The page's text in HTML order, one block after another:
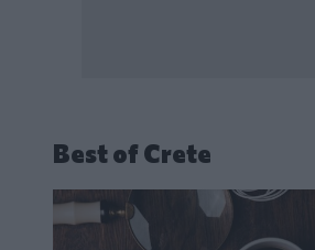
Best of Crete